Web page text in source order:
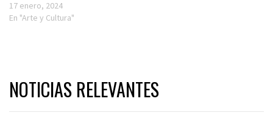
17 enero, 2024
En "Arte y Cultura"
NOTICIAS RELEVANTES